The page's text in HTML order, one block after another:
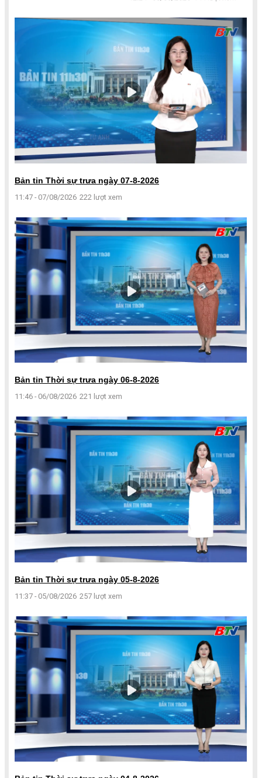
Bản tin Thời sự trưa ngày 07-8-2026
11:47 - 07/08/2026 222 lượt xem
Bản tin Thời sự trưa ngày 06-8-2026
11:46 - 06/08/2026 221 lượt xem
Bản tin Thời sự trưa ngày 05-8-2026
11:37 - 05/08/2026 257 lượt xem